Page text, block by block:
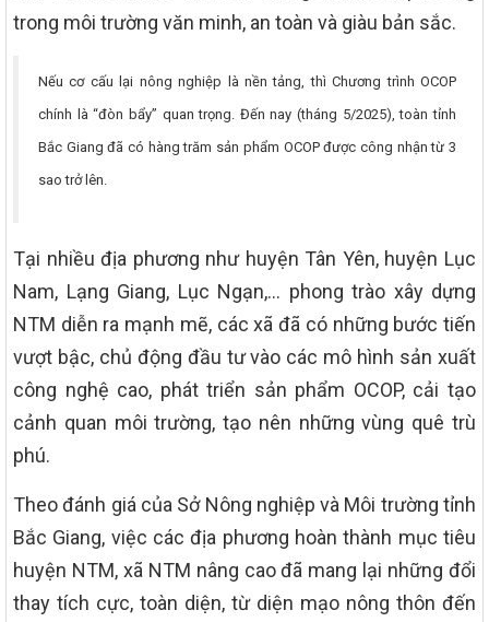
trong môi trường văn minh, an toàn và giàu bản sắc.
Nếu cơ cấu lại nông nghiệp là nền tảng, thì Chương trình OCOP
chính là “đòn bẩy” quan trọng. Đến nay (tháng 5/2025), toàn tỉnh
Bắc Giang đã có hàng trăm sản phẩm OCOP được công nhận từ 3
sao trở lên.
Tại nhiều địa phương như huyện Tân Yên, huyện Lục
Nam, Lạng Giang, Lục Ngạn,… phong trào xây dựng
NTM diễn ra mạnh mẽ, các xã đã có những bước tiến
vượt bậc, chủ động đầu tư vào các mô hình sản xuất
công nghệ cao, phát triển sản phẩm OCOP, cải tạo
cảnh quan môi trường, tạo nên những vùng quê trù
phú.
Theo đánh giá của Sở Nông nghiệp và Môi trường tỉnh
Bắc Giang, việc các địa phương hoàn thành mục tiêu
huyện NTM, xã NTM nâng cao đã mang lại những đổi
thay tích cực, toàn diện, từ diện mạo nông thôn đến